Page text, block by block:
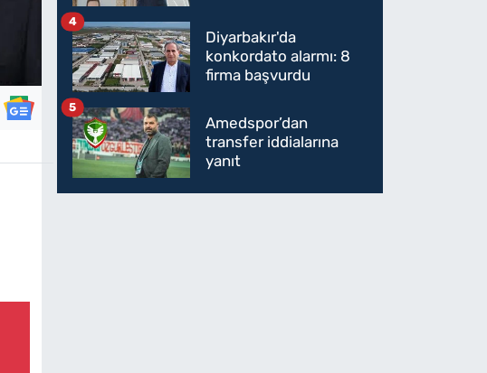
Parti'ye mi geçecek?
Diyarbakır'da
konkordato alarmı: 8
firma başvurdu
4
Amedspor’dan
transfer iddialarına
yanıt
5